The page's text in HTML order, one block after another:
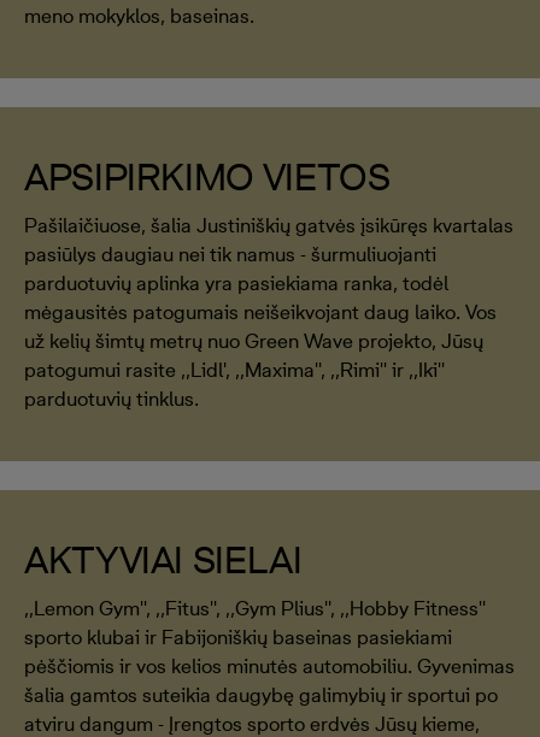
meno mokyklos, baseinas.
APSIPIRKIMO VIETOS
Pašilaičiuose, šalia Justiniškių gatvės įsikūręs kvartalas
pasiūlys daugiau nei tik namus - šurmuliuojanti
parduotuvių aplinka yra pasiekiama ranka, todėl
mėgausitės patogumais neišeikvojant daug laiko. Vos
už kelių šimtų metrų nuo Green Wave projekto, Jūsų
patogumui rasite ,,Lidl', ,,Maxima'', ,,Rimi'' ir ,,Iki''
parduotuvių tinklus.
AKTYVIAI SIELAI
,,Lemon Gym'', ,,Fitus'', ,,Gym Plius'', ,,Hobby Fitness''
sporto klubai ir Fabijoniškių baseinas pasiekiami
pėščiomis ir vos kelios minutės automobiliu. Gyvenimas
šalia gamtos suteikia daugybę galimybių ir sportui po
atviru dangum - Įrengtos sporto erdvės Jūsų kieme,